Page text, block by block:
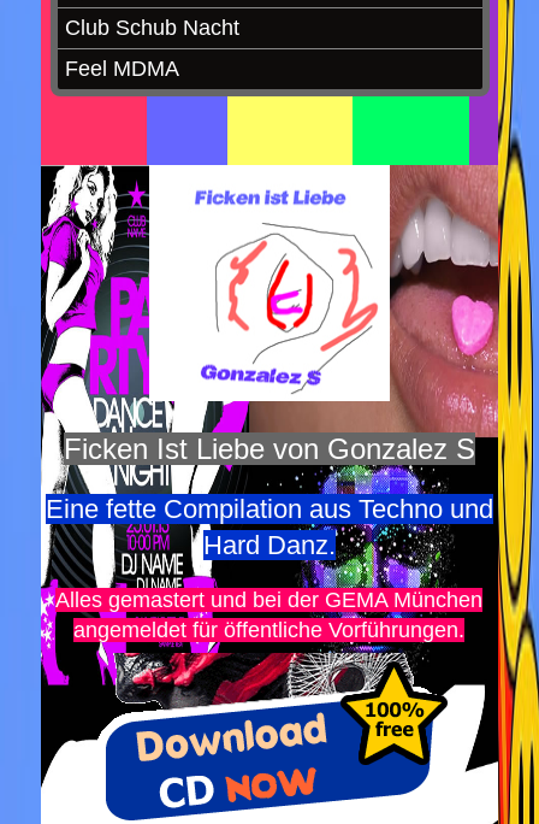
Ficken Ist Liebe von Gonzalez S
Eine fette Compilation aus Techno und
Hard Danz.
Alles gemastert und bei der GEMA München
angemeldet für öffentliche Vorführungen.